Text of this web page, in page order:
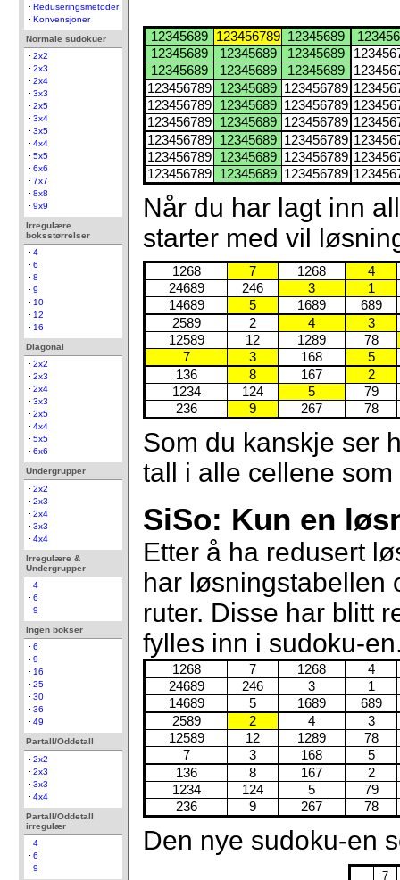
Reduseringsmetoder
Konvensjoner
Normale sudokuer
2x2
2x3
2x4
3x3
2x5
3x4
3x5
4x4
5x5
6x6
7x7
8x8
9x9
Irregulære
boksstørrelser
4
6
8
9
10
12
16
Diagonal
2x2
2x3
2x4
3x3
2x5
4x4
5x5
6x6
Undergrupper
2x2
2x3
2x4
3x3
4x4
Irregulære &
Undergrupper
4
6
9
Ingen bokser
6
9
16
25
30
36
49
Partall/Oddetall
2x2
2x3
3x3
4x4
Partall/Oddetall
irregulær
4
6
9
12345689 123456789 12345689
12345689
12345689 12345689
12345689
12345689 12345689
123456789
12345689 123456789
123456789
12345689 123456789
123456789
12345689 123456789
123456789
12345689 123456789
123456789
12345689 123456789
123456789
12345689 123456789
Når du har lagt inn
starter med vil
1268 7 1268
4
24689
246 3
1
14689
5 1689
689
2589
2 4
3
12589
12 1289
78
7
3 168
5
136
8 167
2
1234
124 5
79
236
9 267 78
Som du kanskje ser
tall i alle cellene
SiSo: Kun en
Etter å ha redusert
har løsningstabellen
ruter. Disse har blitt
fylles inn i sudoku-
1268 7 1268
4
24689
246 3
1
14689
5 1689
689
2589
2 4
3
12589
12 1289
78
7
3 168
5
136
8 167
2
1234
124 5
79
236
9 267 78
Den nye sudoku-en
7